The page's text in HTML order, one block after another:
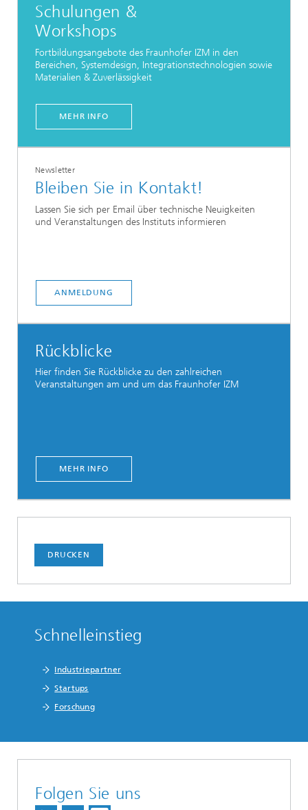
Schulungen &
Workshops
Fortbildungsangebote des Fraunhofer IZM in den
Bereichen, Systemdesign, Integrationstechnologien sowie
Materialien & Zuverlässigkeit
MEHR INFO
Newsletter
Bleiben Sie in Kontakt!
Lassen Sie sich per Email über technische Neuigkeiten
und Veranstaltungen des Instituts informieren
ANMELDUNG
Rückblicke
Hier finden Sie Rückblicke zu den zahlreichen
Veranstaltungen am und um das Fraunhofer IZM
MEHR INFO
DRUCKEN
Schnelleinstieg
Industriepartner
Startups
Forschung
Folgen Sie uns